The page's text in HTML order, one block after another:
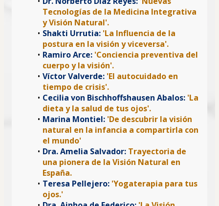
Tecnologías de la Medicina Integrativa
y Visión Natural'.
Shakti Urrutia: 'La Influencia de la
postura en la visión y viceversa'.
Ramiro Arce: 'Conciencia preventiva del
cuerpo y la visión'.
Víctor Valverde: 'El autocuidado en
tiempo de crisis'.
Cecilia von Bischhoffshausen Abalos: 'La
dieta y la salud de tus ojos'.
Marina Montiel: 'De descubrir la visión
natural en la infancia a compartirla con
el mundo'
Dra. Amelia Salvador: Trayectoria de
una pionera de la Visión Natural en
España.
Teresa Pellejero: 'Yogaterapia para tus
ojos.'